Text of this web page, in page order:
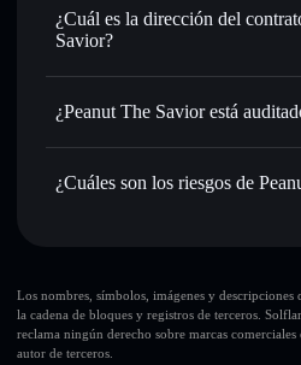
Enviar de forma privada
:
públicamente las carteras
precio, volumen, capitalización
sin custodia donde tú controla
¿Cuál es la dirección del
Savior?
PNUT cartera
¿Peanut The Savior está
Peanut The Savior no está
¿Cuáles son los riesgos de
liquidez está desbloqueada
carteras
Los nombres, símbolos, imágenes y descripciones
la cadena de bloques y registros de terceros.
reclama ningún derecho sobre marcas
autor de terceros.